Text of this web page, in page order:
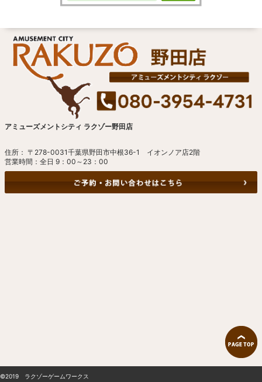
アミューズメントシティ ラクゾー野田店
住所： 〒278-0031千葉県野田市中根36-1 イオンノア店2階
営業時間：全日 9：00～23：00
©2019 ラクゾーゲームワークス